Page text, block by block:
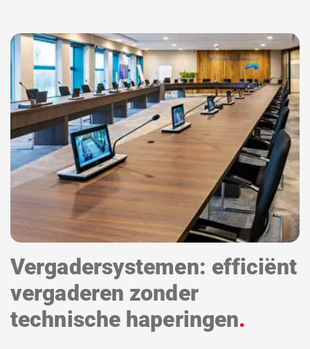
Vergadersystemen: efficiënt
vergaderen zonder
technische haperingen